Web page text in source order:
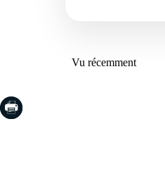
Vu récemment